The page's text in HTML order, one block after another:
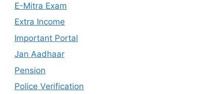
E-Mitra Exam
Extra Income
Important Portal
Jan Aadhaar
Pension
Police Verification